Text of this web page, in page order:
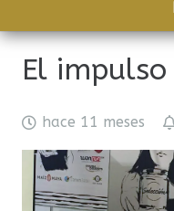
El
hace 11 meses